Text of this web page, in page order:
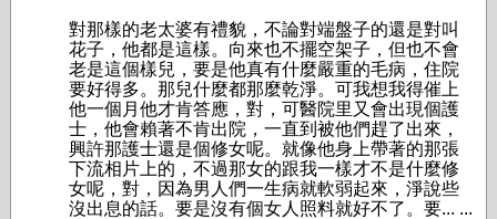
對那樣的老太婆有禮貌，不論對端盤子的還是對叫
花子，他都是這樣。向來也不擺空架子，但也不會
老是這個樣兒，要是他真有什麼嚴重的毛病，住院
要好得多。那兒什麼都那麼乾淨。可我想我得催上
他一個月他才肯答應，對，可醫院里又會出現個護
士，他會賴著不肯出院，一直到被他們趕了出來，
興許那護士還是個修女呢。就像他身上帶著的那張
下流相片上的，不過那女的跟我一樣才不是什麼修
女呢，對，因為男人們一生病就軟弱起來，淨說些
沒出息的話。要是沒有個女人照料就好不了。要... ...